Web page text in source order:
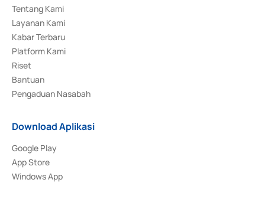
Tentang Kami
Layanan Kami
Kabar Terbaru
Platform Kami
Riset
Bantuan
Pengaduan Nasabah
Download Aplikasi
Google Play
App Store
Windows App